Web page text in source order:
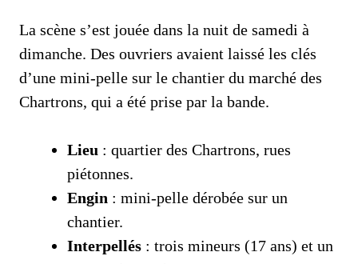
La scène s’est jouée dans la nuit de samedi à
dimanche. Des ouvriers avaient laissé les clés
d’une mini‑pelle sur le chantier du marché des
Chartrons, qui a été prise par la bande.
Lieu : quartier des Chartrons, rues
piétonnes.
Engin : mini‑pelle dérobée sur un
chantier.
Interpellés : trois mineurs (17 ans) et un